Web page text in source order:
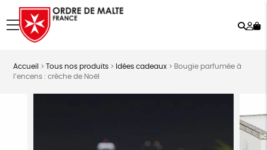
menu
Accueil > Tous nos produits> Idées cadeaux> Bougie parfumée à
l’encens : crèche de Noël